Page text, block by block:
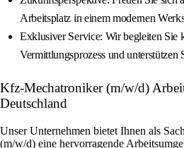
Arbeitsplatz in einem modernen
Exklusiver Service: Wir begleiten Sie
Vermittlungsprozess und
Kfz-Mechatroniker (m/w/d)
Deutschland
Unser Unternehmen bietet Ihnen als
(m/w/d) eine hervorragende